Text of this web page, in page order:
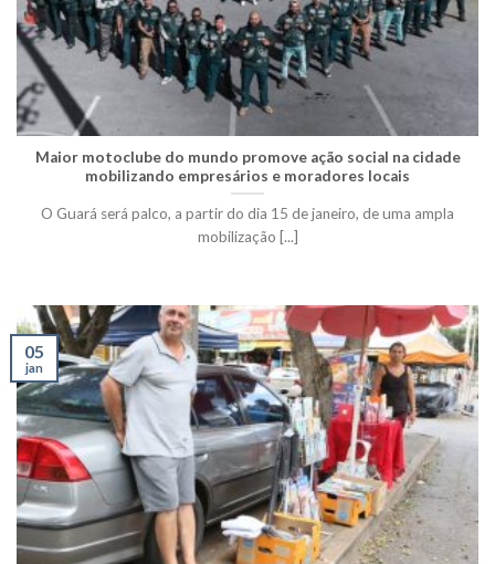
Maior motoclube do mundo promove ação social na cidade
mobilizando empresários e moradores locais
O Guará será palco, a partir do dia 15 de janeiro, de uma ampla
mobilização [...]
05
jan